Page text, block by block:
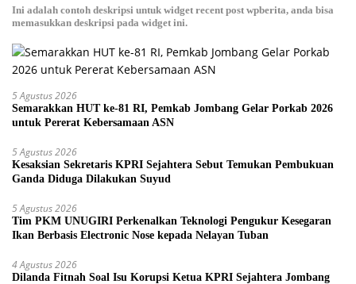
Ini adalah contoh deskripsi untuk widget recent post wpberita, anda bisa
memasukkan deskripsi pada widget ini.
5 Agustus 2026
Semarakkan HUT ke-81 RI, Pemkab Jombang Gelar Porkab 2026
untuk Pererat Kebersamaan ASN
5 Agustus 2026
Kesaksian Sekretaris KPRI Sejahtera Sebut Temukan Pembukuan
Ganda Diduga Dilakukan Suyud
5 Agustus 2026
Tim PKM UNUGIRI Perkenalkan Teknologi Pengukur Kesegaran
Ikan Berbasis Electronic Nose kepada Nelayan Tuban
4 Agustus 2026
Dilanda Fitnah Soal Isu Korupsi Ketua KPRI Sejahtera Jombang